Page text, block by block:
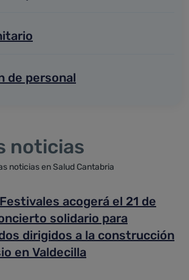
de personal
noticias
noticias en Salud Cantabria
acogerá el 21 de
solidario para
dirigidos a la construcción
en Valdecilla